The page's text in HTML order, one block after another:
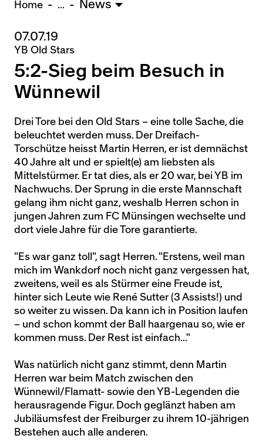
U15 - TOBE *
10:0
Nachwuchs Frauen
Ostermundigen - FU20 *
Biel - FU18 *
0:4
FU16 - Team AFF/FFV *
Thörishaus - FU15
* = Testspiel / (C) = Cupspiel
Home ... News
07.07.19
YB Old Stars
5:2-Sieg beim Besuch in
Wünnewil
Drei Tore bei den Old Stars – eine tolle Sache, die
beleuchtet werden muss. Der Dreifach-
Torschütze heisst Martin Herren, er ist demnächst
40 Jahre alt und er spielt(e) am liebsten als
Mittelstürmer. Er tat dies, als er 20 war, bei YB im
Nachwuchs. Der Sprung in die erste Mannschaft
gelang ihm nicht ganz, weshalb Herren schon in
jungen Jahren zum FC Münsingen wechselte und
dort viele Jahre für die Tore garantierte.
"Es war ganz toll", sagt Herren. "Erstens, weil man
mich im Wankdorf noch nicht ganz vergessen hat,
zweitens, weil es als Stürmer eine Freude ist,
hinter sich Leute wie René Sutter (3 Assists!) und
so weiter zu wissen. Da kann ich in Position laufen
– und schon kommt der Ball haargenau so, wie er
kommen muss. Der Rest ist einfach..."
Was natürlich nicht ganz stimmt, denn Martin
Herren war beim Match zwischen den
Wünnewil/Flamatt- sowie den YB-Legenden die
herausragende Figur. Doch geglänzt haben am
Jubiläumsfest der Freiburger zu ihrem 10-jährigen
Bestehen auch alle anderen.